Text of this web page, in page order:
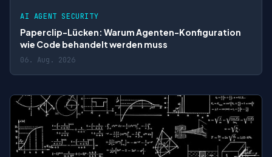
AI AGENT SECURITY
Paperclip-Lücken: Warum Agenten-Konfiguration
wie Code behandelt werden muss
06. Aug. 2026